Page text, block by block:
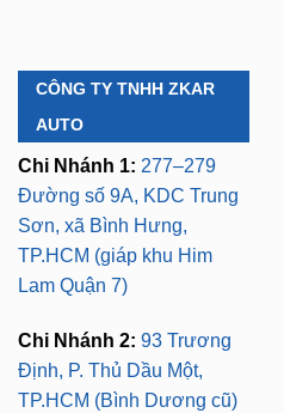
CÔNG TY TNHH ZKAR
AUTO
Chi Nhánh 1: 277–279
Đường số 9A, KDC Trung
Sơn, xã Bình Hưng,
TP.HCM (giáp khu Him
Lam Quận 7)
Chi Nhánh 2: 93 Trương
Định, P. Thủ Dầu Một,
TP.HCM (Bình Dương cũ)